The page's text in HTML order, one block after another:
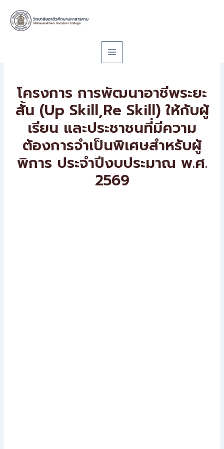
content
โครงการ การพัฒนาอาชีพระยะ
สั้น (Up Skill,Re Skill) ให้กับผู้
เรียน และประชาชนที่มีความ
ต้องการจำเป็นพิเศษสำหรับผู้
พิการ ประจำปีงบประมาณ พ.ศ.
2569